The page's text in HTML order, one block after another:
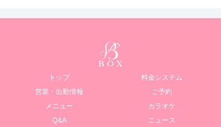
トップ
料金システム
営業・出勤情報
ご予約
メニュー
カラオケ
Q&A
ニュース